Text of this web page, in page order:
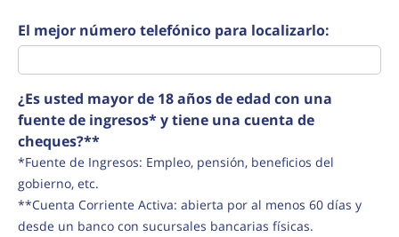
El mejor número telefónico para localizarlo:
¿Es usted mayor de 18 años de edad con una
fuente de ingresos* y tiene una cuenta de
cheques?**
*Fuente de Ingresos: Empleo, pensión, beneficios del
gobierno, etc.
**Cuenta Corriente Activa: abierta por al menos 60 días y
desde un banco con sucursales bancarias físicas.